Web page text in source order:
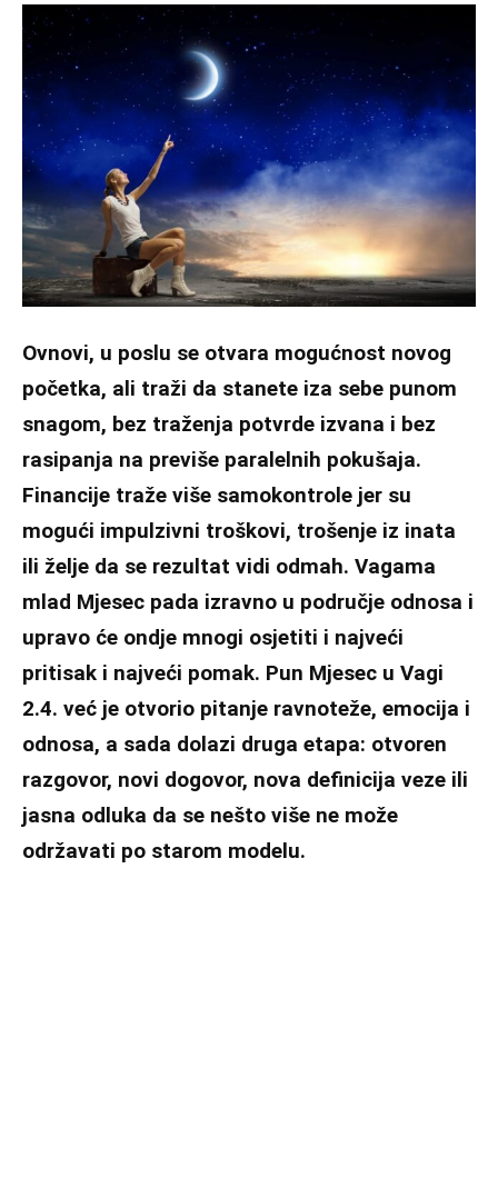
Ovnovi, u poslu se otvara mogućnost novog
početka, ali traži da stanete iza sebe punom
snagom, bez traženja potvrde izvana i bez
rasipanja na previše paralelnih pokušaja.
Financije traže više samokontrole jer su
mogući impulzivni troškovi, trošenje iz inata
ili želje da se rezultat vidi odmah. Vagama
mlad Mjesec pada izravno u područje odnosa i
upravo će ondje mnogi osjetiti i najveći
pritisak i najveći pomak. Pun Mjesec u Vagi
2.4. već je otvorio pitanje ravnoteže, emocija i
odnosa, a sada dolazi druga etapa: otvoren
razgovor, novi dogovor, nova definicija veze ili
jasna odluka da se nešto više ne može
održavati po starom modelu.